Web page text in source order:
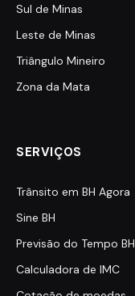
Sul de Minas
Leste de Minas
Triângulo Mineiro
Zona da Mata
SERVIÇOS
Trânsito em BH Agora
Sine BH
Previsão do Tempo BH
Calculadora de IMC